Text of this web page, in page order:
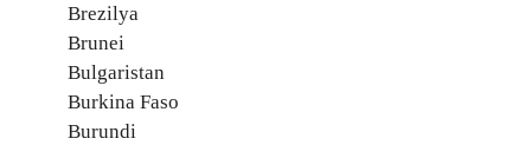
Brezilya
Brunei
Bulgaristan
Burkina Faso
Burundi